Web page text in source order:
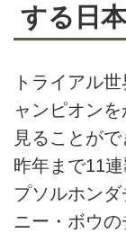
する日
トライアル
ャンピオン
見ることがで
昨年まで11
プソルホン
ニー・ボウ